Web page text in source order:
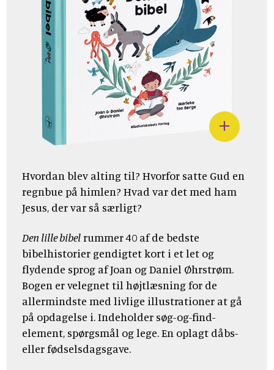
Hvordan blev alting til? Hvorfor satte Gud en
regnbue på himlen? Hvad var det med ham
Jesus, der var så særligt?
Den lille bibelrummer 40 af de bedste
bibelhistorier gendigtet kort i et let og
flydende sprog af Joan og Daniel Øhrstrøm.
Bogen er velegnet til højtlæsning for de
allermindste med livlige illustrationer at gå
på opdagelse i. Indeholder søg-og-find-
element, spørgsmål og lege. En oplagt dåbs-
eller fødselsdagsgave.